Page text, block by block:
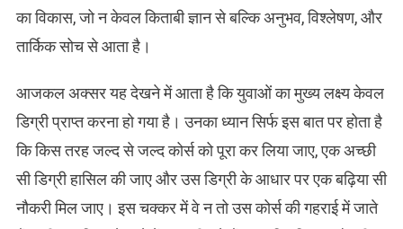
का विकास, जो न केवल किताबी ज्ञान से बल्कि अनुभव, विश्लेषण, और
तार्किक सोच से आता है।
आजकल अक्सर यह देखने में आता है कि युवाओं का मुख्य लक्ष्य केवल
डिग्री प्राप्त करना हो गया है। उनका ध्यान सिर्फ इस बात पर होता है
कि किस तरह जल्द से जल्द कोर्स को पूरा कर लिया जाए, एक अच्छी
सी डिग्री हासिल की जाए और उस डिग्री के आधार पर एक बढ़िया सी
नौकरी मिल जाए। इस चक्कर में वे न तो उस कोर्स की गहराई में जाते